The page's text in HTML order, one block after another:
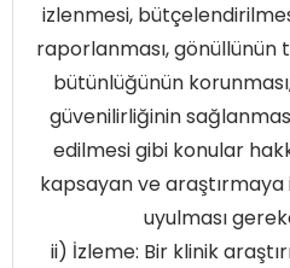
izlenmesi,
raporlanması, gönüllünün
bütünlüğünün
güvenilirliğinin
edilmesi gibi konular
kapsayan ve
uyulması
ii) İzleme: Bir klinik